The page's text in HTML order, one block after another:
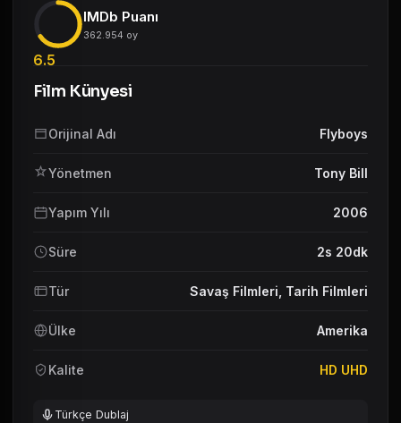
6.5
IMDb Puanı
362.954 oy
Film Künyesi
Orijinal Adı Flyboys
Yönetmen Tony Bill
Yapım Yılı 2006
Süre 2s 20dk
Tür Savaş Filmleri, Tarih Filmleri
Ülke Amerika
Kalite HD UHD
Türkçe Dublaj